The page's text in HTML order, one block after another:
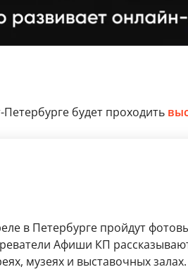
будет проходить
в Петербурге пройдут
Афиши КП
музеях и выставочных залах.